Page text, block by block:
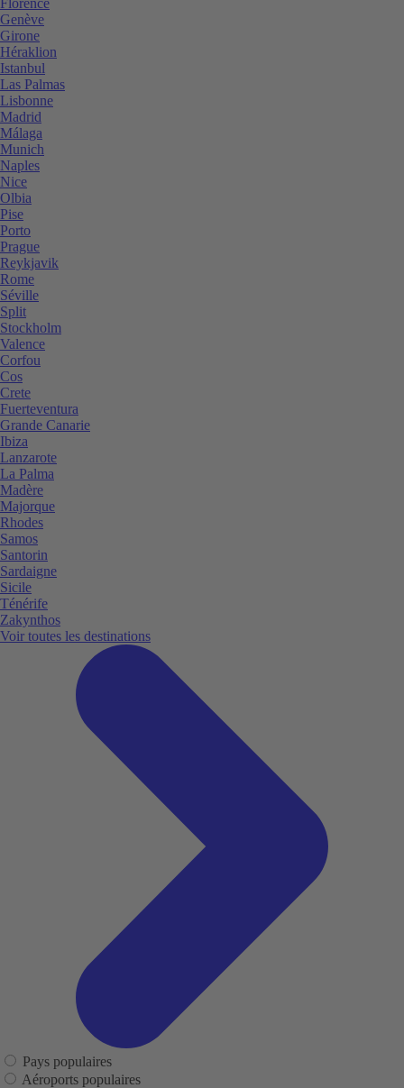
Genève
Girone
Héraklion
Istanbul
Las Palmas
Lisbonne
Madrid
Málaga
Munich
Naples
Nice
Olbia
Pise
Porto
Prague
Reykjavik
Rome
Séville
Split
Stockholm
Valence
Corfou
Cos
Crete
Fuerteventura
Grande Canarie
Ibiza
Lanzarote
La Palma
Madère
Majorque
Rhodes
Samos
Santorin
Sardaigne
Sicile
Ténérife
Zakynthos
Voir toutes les destinations
Pays populaires
Aéroports populaires